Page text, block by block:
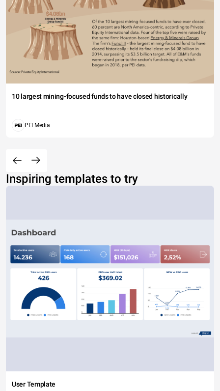
0
Muy positiva Más bien
positiva
Más bien
negativa
Muy negativa
39% 8%
10 largest mining-focused funds to have closed historically
PEI Media
Inspiring templates to try
User Template